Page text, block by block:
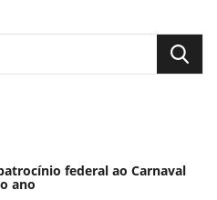
federal ao Carnaval
ano